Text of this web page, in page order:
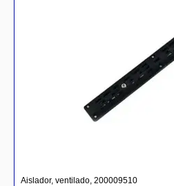
Aislador, ventilado, 200009510